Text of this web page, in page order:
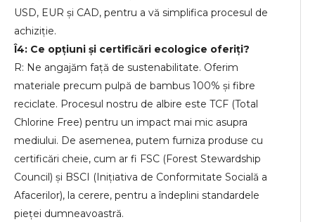
USD, EUR și CAD, pentru a vă simplifica procesul de
achiziție.
Î4: Ce opțiuni și certificări ecologice oferiți?
R: Ne angajăm față de sustenabilitate. Oferim
materiale precum pulpă de bambus 100% și fibre
reciclate. Procesul nostru de albire este TCF (Total
Chlorine Free) pentru un impact mai mic asupra
mediului. De asemenea, putem furniza produse cu
certificări cheie, cum ar fi FSC (Forest Stewardship
Council) și BSCI (Inițiativa de Conformitate Socială a
Afacerilor), la cerere, pentru a îndeplini standardele
pieței dumneavoastră.